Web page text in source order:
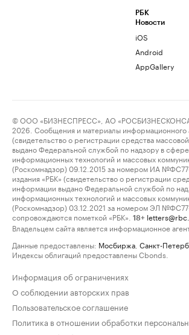
РБК
Новости
iOS
Android
AppGallery
© ООО «БИЗНЕСПРЕСС», АО
2026. Сообщения и материалы информационного
(свидетельство о регистрации средства
выдано Федеральной службой по надзору в сфере
информационных технологий и массовых
(Роскомнадзор) 09.12.2015 за номером ИА
издания «РБК» (свидетельство о регистрации
информации выдано Федеральной службой по
информационных технологий и массовых
(Роскомнадзор) 03.12.2021 за номером ЭЛ
сопровождаются пометкой «РБК».
18+
Владельцем сайта является информационное
Данные предоставлены: Мосбиржа Санкт-
Индексы облигаций предоставлены Cbonds.
Информация об ограничениях
О соблюдении авторских прав
Пользовательское соглашение
Политика в отношении обработки